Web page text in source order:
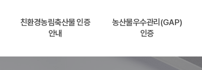
친환경농림축산물 인증
안내
농산물우수관리(GAP)
인증